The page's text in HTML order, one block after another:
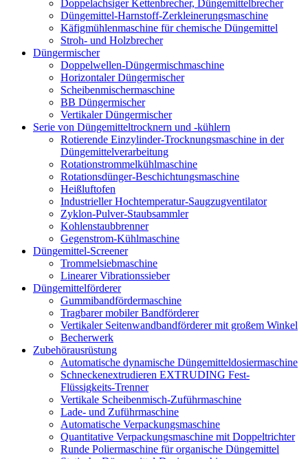
Doppelachsiger Kettenbrecher, Düngemittelbrecher
Düngemittel-Harnstoff-Zerkleinerungsmaschine
Käfigmühlenmaschine für chemische Düngemittel
Stroh- und Holzbrecher
Düngermischer
Doppelwellen-Düngermischmaschine
Horizontaler Düngermischer
Scheibenmischermaschine
BB Düngermischer
Vertikaler Düngermischer
Serie von Düngemitteltrocknern und -kühlern
Rotierende Einzylinder-Trocknungsmaschine in der
Düngemittelverarbeitung
Rotationstrommelkühlmaschine
Rotationsdünger-Beschichtungsmaschine
Heißluftofen
Industrieller Hochtemperatur-Saugzugventilator
Zyklon-Pulver-Staubsammler
Kohlenstaubbrenner
Gegenstrom-Kühlmaschine
Düngemittel-Screener
Trommelsiebmaschine
Linearer Vibrationssieber
Düngemittelförderer
Gummibandfördermaschine
Tragbarer mobiler Bandförderer
Vertikaler Seitenwandbandförderer mit großem Winkel
Becherwerk
Zubehörausrüstung
Automatische dynamische Düngemitteldosiermaschine
Schneckenextrudieren EXTRUDING Fest-
Flüssigkeits-Trenner
Vertikale Scheibenmisch-Zuführmaschine
Lade- und Zuführmaschine
Automatische Verpackungsmaschine
Quantitative Verpackungsmaschine mit Doppeltrichter
Runde Poliermaschine für organische Düngemittel